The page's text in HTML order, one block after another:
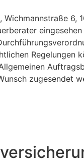
zugesendet